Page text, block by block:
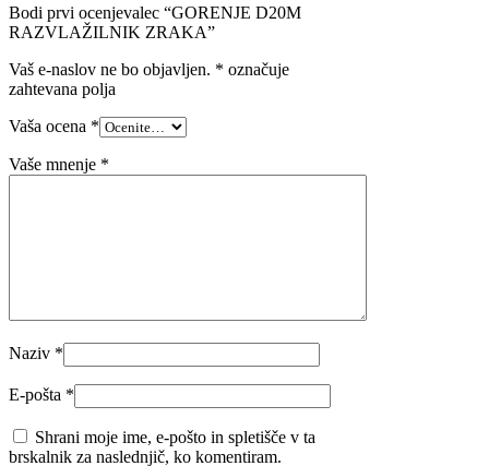
Bodi prvi ocenjevalec “GORENJE D20M
RAZVLAŽILNIK ZRAKA”
Vaš e-naslov ne bo objavljen. * označuje
zahtevana polja
Vaša ocena *
Vaše mnenje *
Naziv *
E-pošta *
Shrani moje ime, e-pošto in spletišče v ta
brskalnik za naslednjič, ko komentiram.